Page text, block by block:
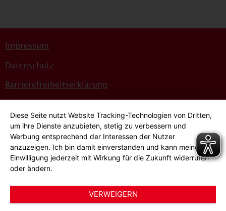
Impressum
Datenschutz
Barrierefreiheitserklärung
Bildnachweise
Hinweisgeber*innensystem
Cookie-Einstellungen
Diese Seite nutzt Website Tracking-Technologien von Dritten,
um ihre Dienste anzubieten, stetig zu verbessern und
Werbung entsprechend der Interessen der Nutzer
anzuzeigen. Ich bin damit einverstanden und kann meine
Einwilligung jederzeit mit Wirkung für die Zukunft widerrufen
oder ändern.
VERWEIGERN